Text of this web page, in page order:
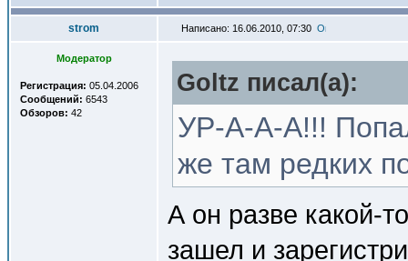
strom Написано: 16.06.2010, 07:30
Модератор
Регистрация: 05.04.2006
Сообщений: 6543
Обзоров: 42
Goltz писал(a):
УР-А-А-А!!!
же там редких
А он разве какой-
зашел и